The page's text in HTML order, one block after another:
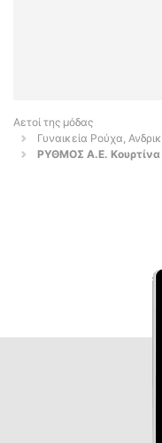
Αετοί της μόδας
Γυναικεία Ρούχα,
ΡΥΘΜΟΣ Α.Ε.